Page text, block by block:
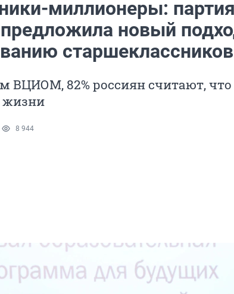
миллионеры:
новый
старшеклассников
ВЦИОМ, 82% россиян считают,
жизни
8 944